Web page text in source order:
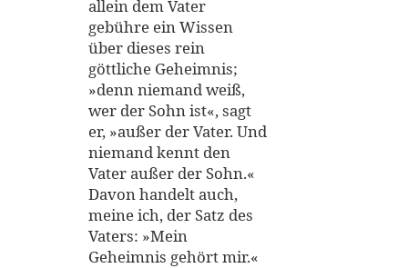
allein dem Vater
gebühre ein Wissen
über dieses rein
göttliche Geheimnis;
»denn niemand weiß,
wer der Sohn ist«, sagt
er, »außer der Vater. Und
niemand kennt den
Vater außer der Sohn.«
Davon handelt auch,
meine ich, der Satz des
Vaters: »Mein
Geheimnis gehört mir.«